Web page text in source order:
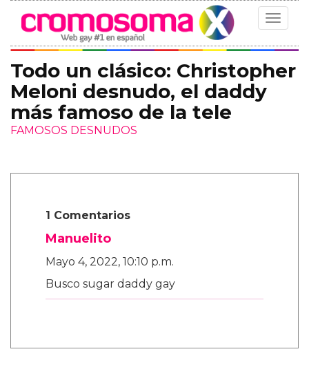
Toggle
Todo un clásico: Christopher
Meloni desnudo, el daddy
más famoso de la tele
FAMOSOS DESNUDOS
1 Comentarios
Manuelito
Mayo 4, 2022, 10:10 p.m.
Busco sugar daddy gay